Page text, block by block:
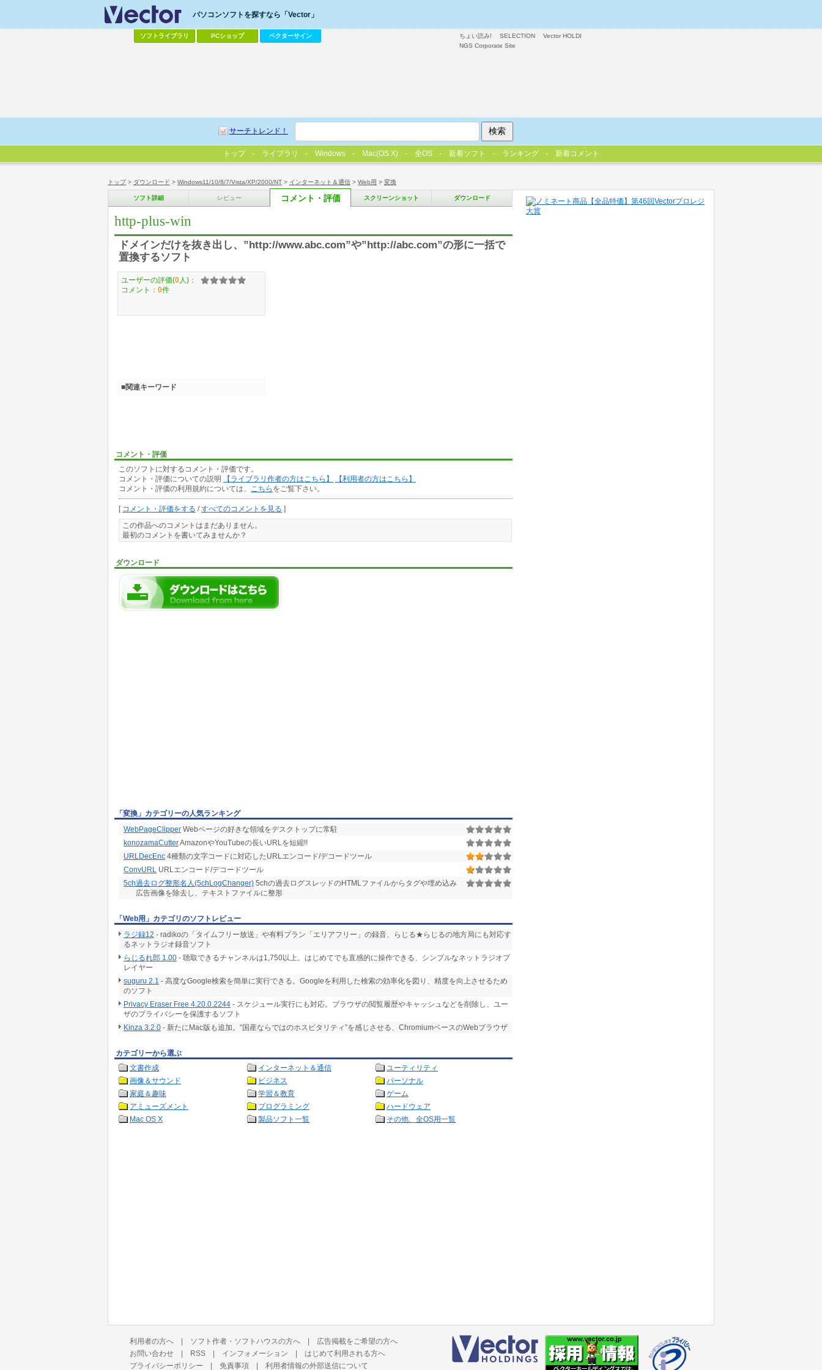
トップ> ダウンロード > Windows11/10/8/7/Vista/XP/2000/NT > インターネット＆通信 > Web用 > 変換
ソフト詳細 レビュー コメント・評価 スクリーンショット ダウンロード
http-plus-win
ドメインだけを抜き出し、”http://www.abc.com”や”http://abc.com”の形に一括で
置換するソフト
コメント・評価
このソフトに対するコメント・評価です。
コメント・評価についての説明
【ライブラリ作者の方はこちら】
【利用者の方はこちら】
コメント・評価の利用規約については、
こちら をご覧下さい。
[ コメント・評価をする /すべてのコメントを見る ]
この作品へのコメントはまだありません。
最初のコメントを書いてみませんか？
ダウンロード
ユーザーの評価(0 人)：
コメント： 0件
■関連キーワード
「変換」カテゴリーの人気ランキング
WebPageClipper Webページの好きな領域をデスクトップに常駐
konozamaCutterAmazonやYouTubeの長いURLを短縮!!
URLDecEnc 4種類の文字コードに対応したURLエンコード/デコードツール
ConvURL URLエンコード/デコードツール
5ch過去ログ整形名人(5chLogChanger) 5chの過去ログスレッドのHTMLファイルからタグや埋め込み
広告画像を除去し、テキストファイルに整形
「Web用」カテゴリのソフトレビュー
ラジ録12 - radikoの「タイムフリー放送」や有料プラン「エリアフリー」の録音、らじる★らじるの地方局にも対応す
るネットラジオ録音ソフト
らじるれ郎 1.00 - 聴取できるチャンネルは1,750以上。はじめてでも直感的に操作できる、シンプルなネットラジオプ
レイヤー
suguru 2.1 - 高度なGoogle検索を簡単に実行できる。Googleを利用した検索の効率化を図り、精度を向上させるため
のソフト
Privacy Eraser Free 4.20.0.2244 - スケジュール実行にも対応。ブラウザの閲覧履歴やキャッシュなどを削除し、ユー
ザのプライバシーを保護するソフト
Kinza 3.2.0 - 新たにMac版も追加。“国産ならではのホスピタリティ”を感じさせる、ChromiumベースのWebブラウザ
カテゴリーから選ぶ
文書作成
インターネット＆通信
ユーティリティ
画像＆サウンド
ビジネス
パーソナル
家庭＆趣味
学習＆教育
ゲーム
アミューズメント
プログラミング
ハードウェア
Mac OS X
製品ソフト一覧 その他、全OS用一覧
ちょい読み! SELECTION
Vector HOLDI
NGS Corporate Site
パソコンソフトを探すなら「Vector」
ソフトライブラリ PCショップ ベクターサイン
サーチトレンド！
トップ ライブラリ Windows Mac(OS X) 全OS 新着ソフト ランキング 新着コメント
利用者の方へ | ソフト作者・ソフトハウスの方へ | 広告掲載をご希望の方へ
お問い合わせ | RSS | インフォメーション | はじめて利用される方へ
プライバシーポリシー | 免責事項 | 利用者情報の外部送信について